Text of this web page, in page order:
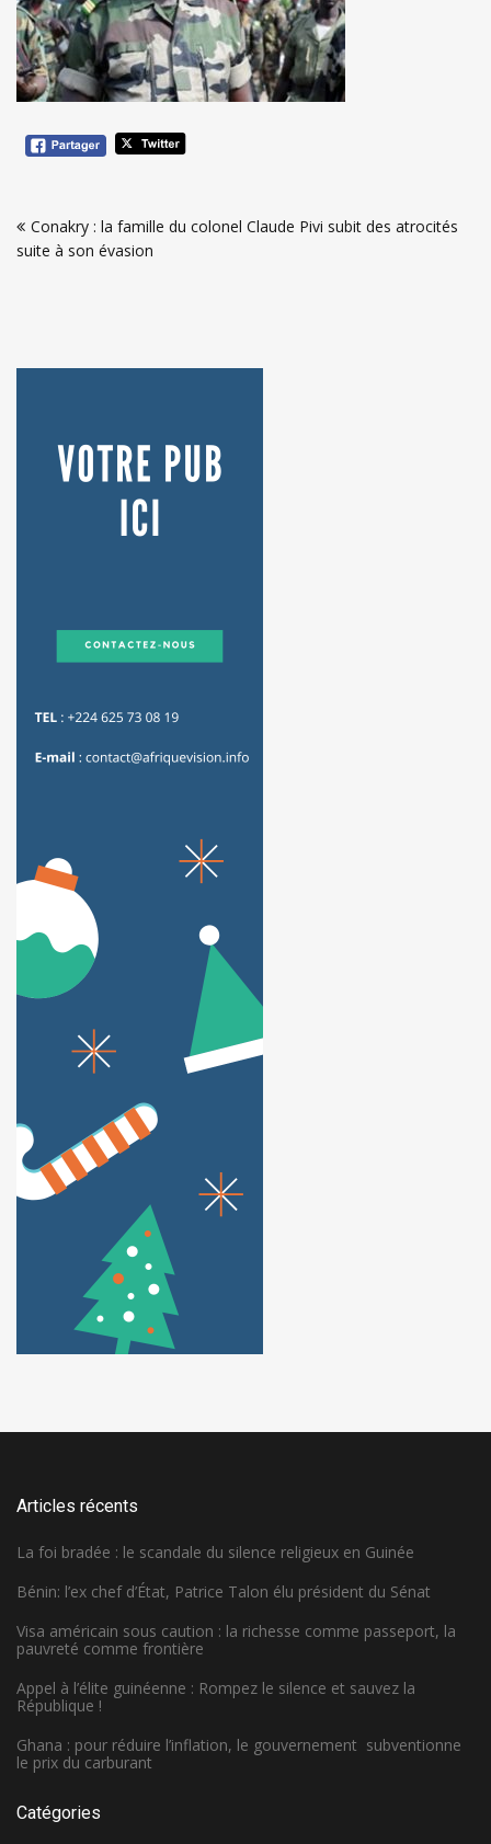
deConakry : la famille du colonel Claude Pivi subit des atrocités
suite à son évasion
Articles récents
La foi bradée : le scandale du silence religieux en Guinée
Bénin: l’ex chef d’État, Patrice Talon élu président du Sénat
Visa américain sous caution : la richesse comme passeport, la
pauvreté comme frontière
Appel à l’élite guinéenne : Rompez le silence et sauvez la
République !
Ghana : pour réduire l’inflation, le gouvernement subventionne
le prix du carburant
Catégories